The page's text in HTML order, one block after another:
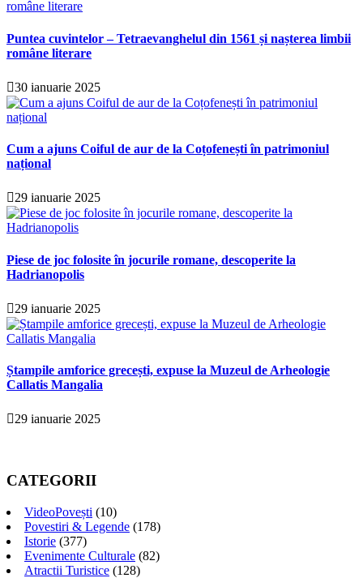
Puntea cuvintelor – Tetraevanghelul din 1561 și nașterea limbii
române literare
30 ianuarie 2025
Cum a ajuns Coiful de aur de la Coțofenești în patrimoniul
național
29 ianuarie 2025
Piese de joc folosite în jocurile romane, descoperite la
Hadrianopolis
29 ianuarie 2025
Ștampile amforice grecești, expuse la Muzeul de Arheologie
Callatis Mangalia
29 ianuarie 2025
CATEGORII
VideoPovești (10)
Povestiri & Legende (178)
Istorie (377)
Evenimente Culturale (82)
Atractii Turistice (128)